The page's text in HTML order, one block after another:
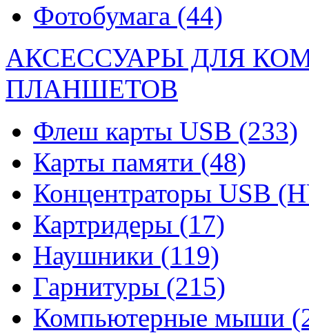
Фотобумага (44)
АКСЕССУАРЫ ДЛЯ
ПЛАНШЕТОВ
Флеш карты USB (233)
Карты памяти (48)
Концентраторы USB
Картридеры (17)
Наушники (119)
Гарнитуры (215)
Компьютерные мыши